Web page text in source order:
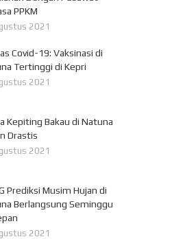
PPKM
2021
Covid-19: Vaksinasi di
Tertinggi di Kepri
2021
Kepiting Bakau di Natuna
Drastis
2021
Prediksi Musim Hujan di
Berlangsung Seminggu
2021